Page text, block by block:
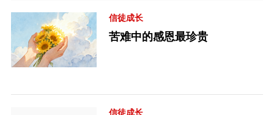
信徒成长
苦难中的感恩最珍贵
信徒成长